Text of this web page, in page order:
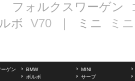
フォルクスワーゲン
ボ V70 ｜ ミニ ミニ
ゲン BMW
MINI
ボルボ
サーブ